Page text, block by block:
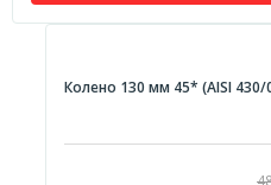
Колено 130 мм 45* (AISI